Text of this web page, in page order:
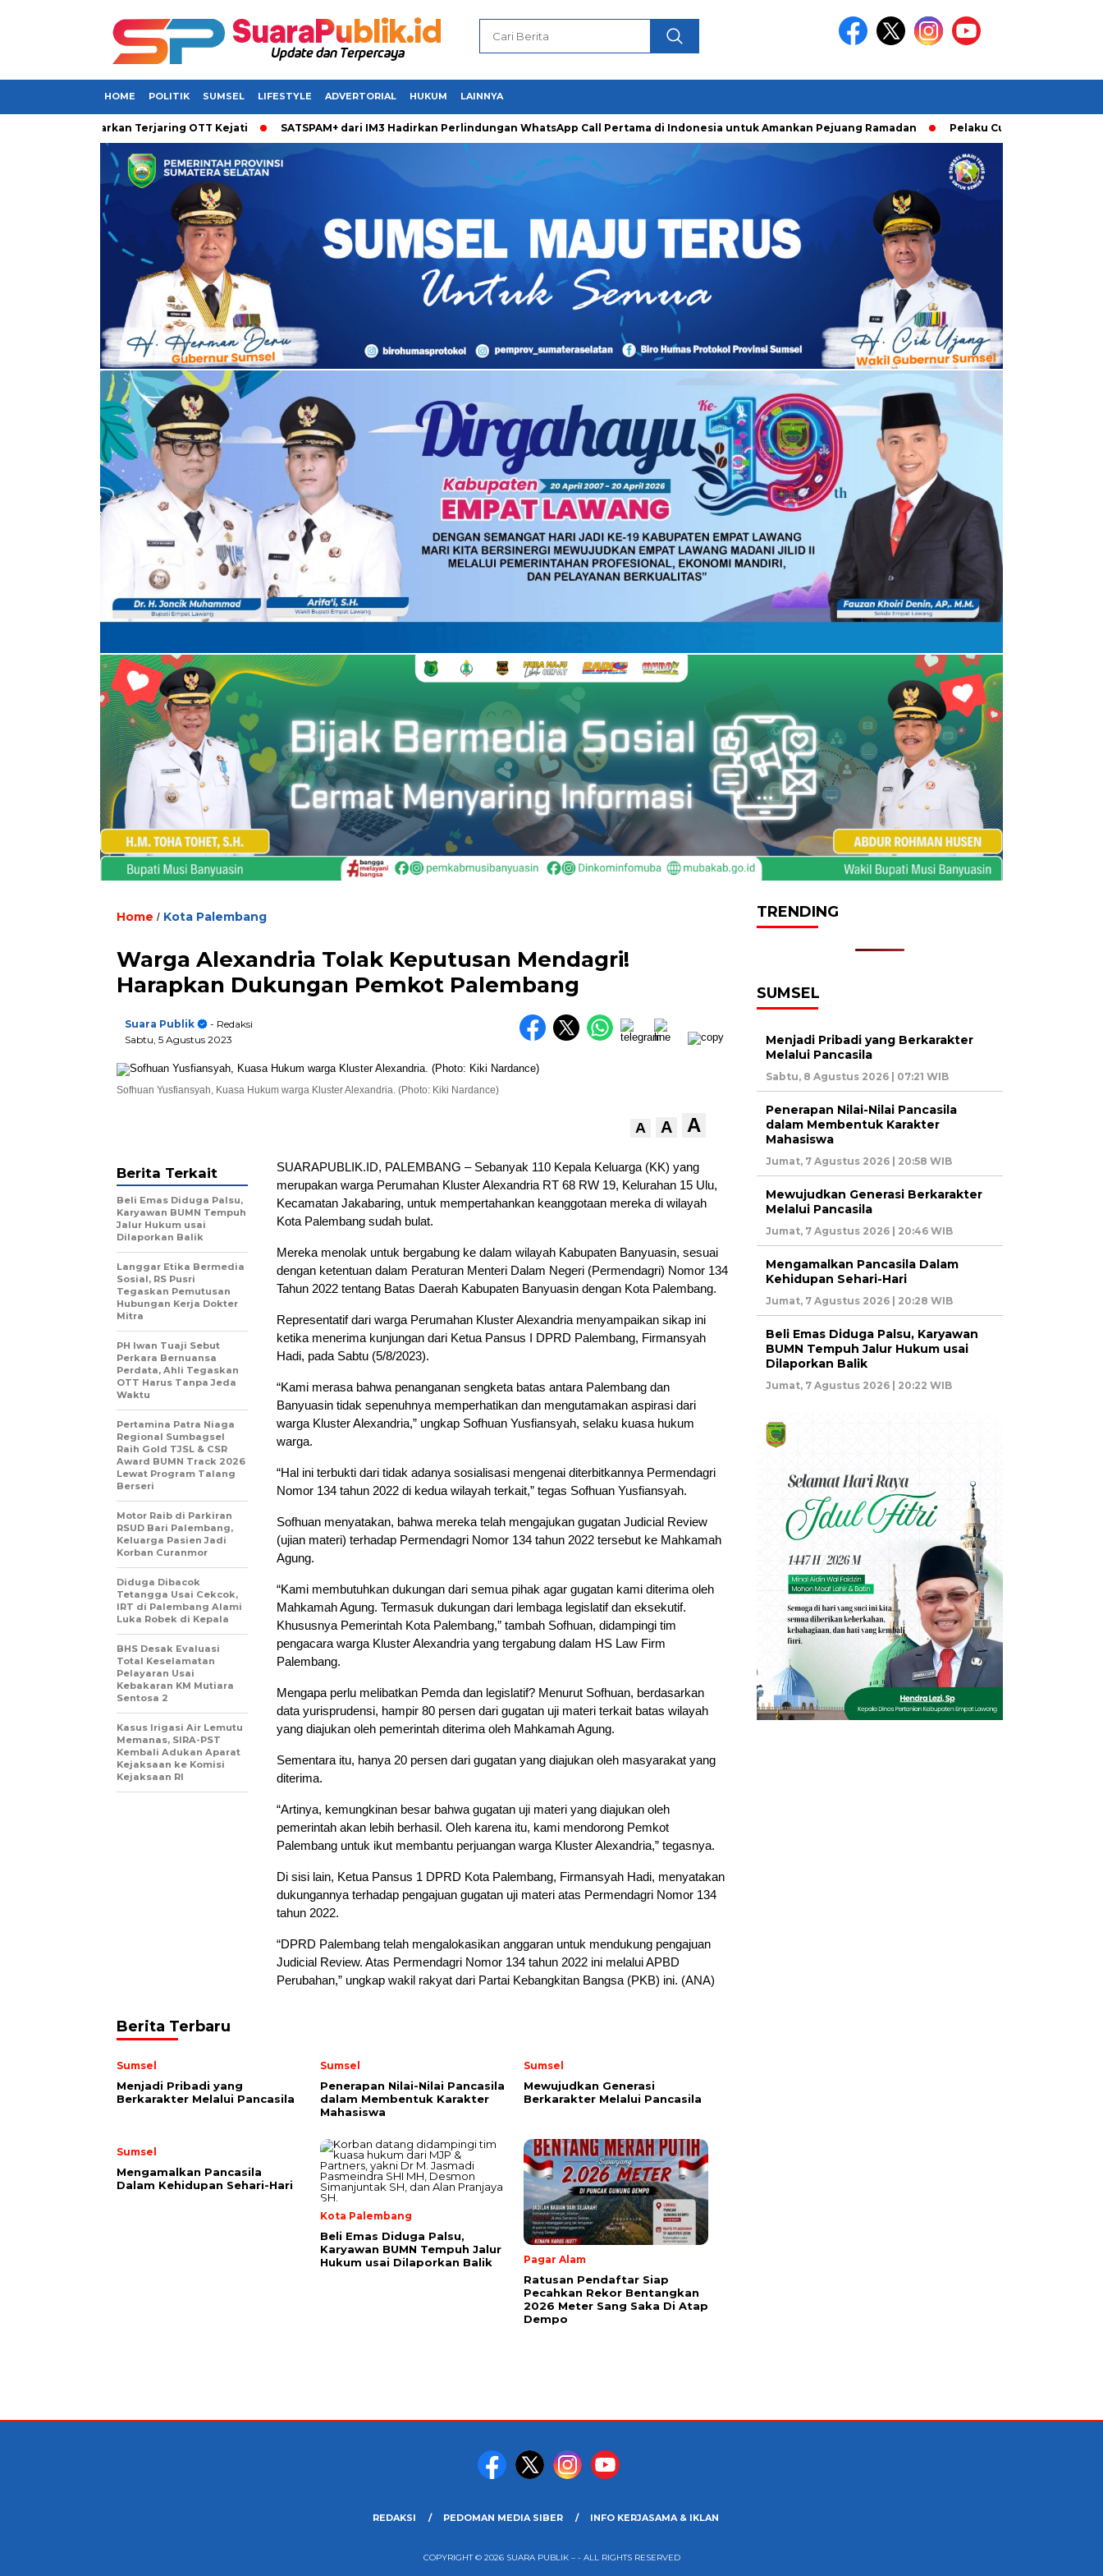
HOME POLITIK SUMSEL LIFESTYLE ADVERTORIAL HUKUM LAINNYA
Dikabarkan Terjaring OTT Kejati SATSPAM+ dari IM3 Hadirkan Perlindungan WhatsApp Call Pertama di Indonesia untuk Amankan Pejuang Ramadan Pelaku Curanmor diringkusi Unit
Home / Kota Palembang
Warga Alexandria Tolak Keputusan Mendagri!
Harapkan Dukungan Pemkot Palembang
Suara Publik
- Redaksi
Sabtu, 5 Agustus 2023
Sofhuan Yusfiansyah, Kuasa Hukum warga Kluster Alexandria. (Photo: Kiki Nardance)
A A A
SUARAPUBLIK.ID, PALEMBANG – Sebanyak 110 Kepala Keluarga (KK) yang
merupakan warga Perumahan Kluster Alexandria RT 68 RW 19, Kelurahan 15 Ulu,
Kecamatan Jakabaring, untuk mempertahankan keanggotaan mereka di wilayah
Kota Palembang sudah bulat.
Mereka menolak untuk bergabung ke dalam wilayah Kabupaten Banyuasin, sesuai
dengan ketentuan dalam Peraturan Menteri Dalam Negeri (Permendagri) Nomor 134
Tahun 2022 tentang Batas Daerah Kabupaten Banyuasin dengan Kota Palembang.
Representatif dari warga Perumahan Kluster Alexandria menyampaikan sikap ini
ketika menerima kunjungan dari Ketua Pansus I DPRD Palembang, Firmansyah
Hadi, pada Sabtu (5/8/2023).
“Kami merasa bahwa penanganan sengketa batas antara Palembang dan
Banyuasin tidak sepenuhnya memperhatikan dan mengutamakan aspirasi dari
warga Kluster Alexandria,” ungkap Sofhuan Yusfiansyah, selaku kuasa hukum
warga.
“Hal ini terbukti dari tidak adanya sosialisasi mengenai diterbitkannya Permendagri
Nomor 134 tahun 2022 di kedua wilayah terkait,” tegas Sofhuan Yusfiansyah.
Sofhuan menyatakan, bahwa mereka telah mengajukan gugatan Judicial Review
(ujian materi) terhadap Permendagri Nomor 134 tahun 2022 tersebut ke Mahkamah
Agung.
“Kami membutuhkan dukungan dari semua pihak agar gugatan kami diterima oleh
Mahkamah Agung. Termasuk dukungan dari lembaga legislatif dan eksekutif.
Khususnya Pemerintah Kota Palembang,” tambah Sofhuan, didampingi tim
pengacara warga Kluster Alexandria yang tergabung dalam HS Law Firm
Palembang.
Mengapa perlu melibatkan Pemda dan legislatif? Menurut Sofhuan, berdasarkan
data yurisprudensi, hampir 80 persen dari gugatan uji materi terkait batas wilayah
yang diajukan oleh pemerintah diterima oleh Mahkamah Agung.
Sementara itu, hanya 20 persen dari gugatan yang diajukan oleh masyarakat yang
diterima.
“Artinya, kemungkinan besar bahwa gugatan uji materi yang diajukan oleh
pemerintah akan lebih berhasil. Oleh karena itu, kami mendorong Pemkot
Palembang untuk ikut membantu perjuangan warga Kluster Alexandria,” tegasnya.
Di sisi lain, Ketua Pansus 1 DPRD Kota Palembang, Firmansyah Hadi, menyatakan
dukungannya terhadap pengajuan gugatan uji materi atas Permendagri Nomor 134
tahun 2022.
“DPRD Palembang telah mengalokasikan anggaran untuk mendukung pengajuan
Judicial Review. Atas Permendagri Nomor 134 tahun 2022 ini melalui APBD
Perubahan,” ungkap wakil rakyat dari Partai Kebangkitan Bangsa (PKB) ini. (ANA)
Berita Terkait
Beli Emas Diduga Palsu,
Karyawan BUMN Tempuh
Jalur Hukum usai
Dilaporkan Balik
Langgar Etika Bermedia
Sosial, RS Pusri
Tegaskan Pemutusan
Hubungan Kerja Dokter
Mitra
PH Iwan Tuaji Sebut
Perkara Bernuansa
Perdata, Ahli Tegaskan
OTT Harus Tanpa Jeda
Waktu
Pertamina Patra Niaga
Regional Sumbagsel
Raih Gold TJSL & CSR
Award BUMN Track 2026
Lewat Program Talang
Berseri
Motor Raib di Parkiran
RSUD Bari Palembang,
Keluarga Pasien Jadi
Korban Curanmor
Diduga Dibacok
Tetangga Usai Cekcok,
IRT di Palembang Alami
Luka Robek di Kepala
BHS Desak Evaluasi
Total Keselamatan
Pelayaran Usai
Kebakaran KM Mutiara
Sentosa 2
Kasus Irigasi Air Lemutu
Memanas, SIRA-PST
Kembali Adukan Aparat
Kejaksaan ke Komisi
Kejaksaan RI
Berita Terbaru
Sumsel
Menjadi Pribadi yang
Berkarakter Melalui Pancasila
Sumsel
Penerapan Nilai-Nilai Pancasila
dalam Membentuk Karakter
Mahasiswa
Sumsel
Mewujudkan Generasi
Berkarakter Melalui Pancasila
Sumsel
Mengamalkan Pancasila
Dalam Kehidupan Sehari-Hari
Kota Palembang
Beli Emas Diduga Palsu,
Karyawan BUMN Tempuh Jalur
Hukum usai Dilaporkan Balik
Pagar Alam
Ratusan Pendaftar Siap
Pecahkan Rekor Bentangkan
2026 Meter Sang Saka Di Atap
Dempo
TRENDING
SUMSEL
Menjadi Pribadi yang Berkarakter
Melalui Pancasila
Sabtu, 8 Agustus 2026 | 07:21 WIB
Penerapan Nilai-Nilai Pancasila
dalam Membentuk Karakter
Mahasiswa
Jumat, 7 Agustus 2026 | 20:58 WIB
Mewujudkan Generasi Berkarakter
Melalui Pancasila
Jumat, 7 Agustus 2026 | 20:46 WIB
Mengamalkan Pancasila Dalam
Kehidupan Sehari-Hari
Jumat, 7 Agustus 2026 | 20:28 WIB
Beli Emas Diduga Palsu, Karyawan
BUMN Tempuh Jalur Hukum usai
Dilaporkan Balik
Jumat, 7 Agustus 2026 | 20:22 WIB
REDAKSI PEDOMAN MEDIA SIBER INFO KERJASAMA & IKLAN
COPYRIGHT © 2026 SUARA PUBLIK – - ALL RIGHTS RESERVED